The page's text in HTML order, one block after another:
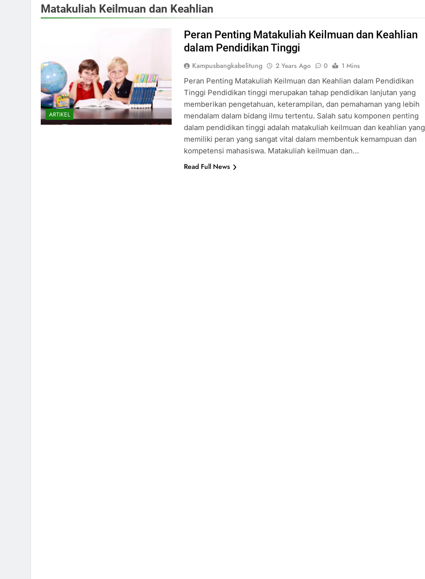
Matakuliah Keilmuan dan Keahlian
ARTIKEL
Peran Penting Matakuliah Keilmuan dan Keahlian
dalam Pendidikan Tinggi
Kampusbangkabelitung 2 Years Ago 0
1 Mins
Peran Penting Matakuliah Keilmuan dan Keahlian dalam Pendidikan
Tinggi Pendidikan tinggi merupakan tahap pendidikan lanjutan yang
memberikan pengetahuan, keterampilan, dan pemahaman yang lebih
mendalam dalam bidang ilmu tertentu. Salah satu komponen penting
dalam pendidikan tinggi adalah matakuliah keilmuan dan keahlian yang
memiliki peran yang sangat vital dalam membentuk kemampuan dan
kompetensi mahasiswa. Matakuliah keilmuan dan…
Read Full News